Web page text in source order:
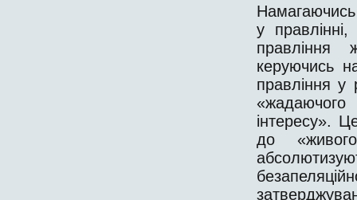
у
правління
керуючись
правління у
інтересу».
до